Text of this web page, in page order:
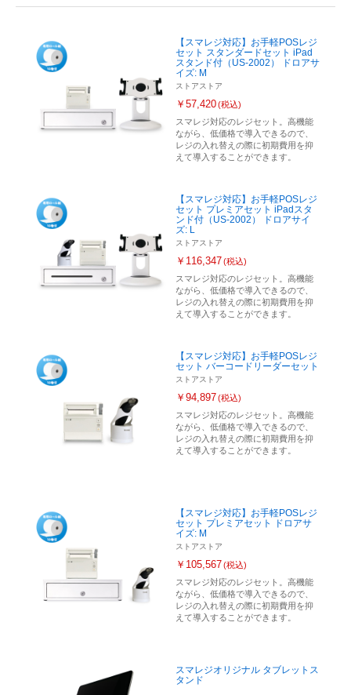
【スマレジ対応】お手軽POSレジ
セット スタンダードセット iPad
スタンド付（US-2002） ドロアサ
イズ: M
ストアストア
￥57,420(税込)
スマレジ対応のレジセット。高機能
ながら、低価格で導入できるので、
レジの入れ替えの際に初期費用を抑
えて導入することができます。
【スマレジ対応】お手軽POSレジ
セット プレミアセット iPadスタ
ンド付（US-2002） ドロアサイ
ズ: L
ストアストア
￥116,347(税込)
スマレジ対応のレジセット。高機能
ながら、低価格で導入できるので、
レジの入れ替えの際に初期費用を抑
えて導入することができます。
【スマレジ対応】お手軽POSレジ
セット バーコードリーダーセット
ストアストア
￥94,897(税込)
スマレジ対応のレジセット。高機能
ながら、低価格で導入できるので、
レジの入れ替えの際に初期費用を抑
えて導入することができます。
【スマレジ対応】お手軽POSレジ
セット プレミアセット ドロアサ
イズ: M
ストアストア
￥105,567(税込)
スマレジ対応のレジセット。高機能
ながら、低価格で導入できるので、
レジの入れ替えの際に初期費用を抑
えて導入することができます。
スマレジオリジナル タブレットス
タンド